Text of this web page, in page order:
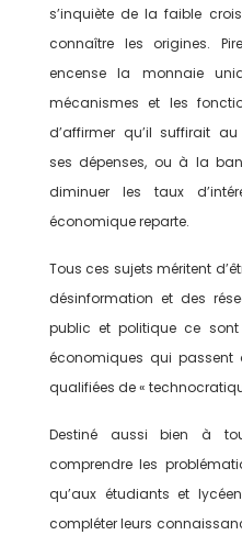
s’inquiète de la faible
connaître les origines.
encense la monnaie
mécanismes et les
d’affirmer qu’il suffirait
ses dépenses, ou à la
diminuer les taux
économique reparte.
Tous ces sujets méritent
désinformation et des
public et politique ce sont
économiques qui
qualifiées de «
Destiné aussi bien à
comprendre les
qu’aux étudiants et
compléter leurs